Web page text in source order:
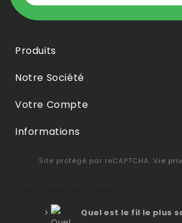
Produits
Notre Société
Votre Compte
Informations
Site protégé par reCAPTCHA. Vie
Quel est le fil le plus